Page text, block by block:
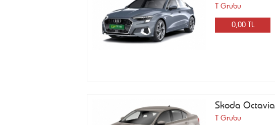
T Grubu
0,00 TL
Skoda Octavia
T Grubu